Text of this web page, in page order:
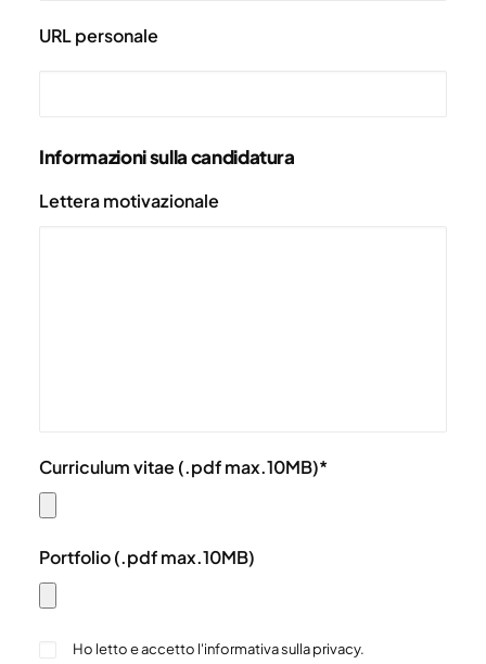
URL personale
Informazioni sulla candidatura
Lettera motivazionale
Curriculum vitae (.pdf max.10MB)*
Portfolio (.pdf max.10MB)
Ho letto e accetto l'informativa sulla privacy.